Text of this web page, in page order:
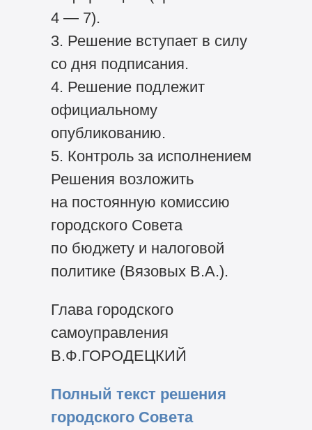
4 — 7).
3. Решение вступает в силу
со дня подписания.
4. Решение подлежит
официальному
опубликованию.
5. Контроль за исполнением
Решения возложить
на постоянную комиссию
городского Совета
по бюджету и налоговой
политике (Вязовых В.А.).
Глава городского
самоуправления
В.Ф.ГОРОДЕЦКИЙ
Полный текст решения
городского Совета